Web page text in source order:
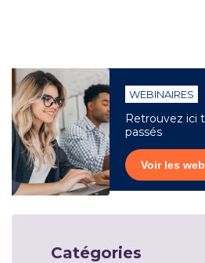
WEBINAIRES
Retrouvez ici
passés
Voir les
Catégories